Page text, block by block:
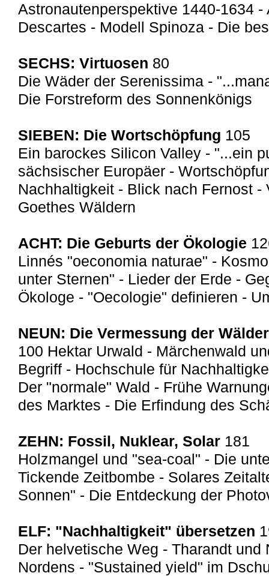
Astronautenperspektive 1440-1634
Descartes - Modell Spinoza - Die
SECHS: Virtuosen 80
Die Wäder der Serenissima -
Die Forstreform des Sonnenkönigs
SIEBEN: Die Wortschöpfung 105
Ein barockes Silicon Valley - "...ein
sächsischer Europäer -
Nachhaltigkeit - Blick nach Fernost -
Goethes Wäldern
ACHT: Die Geburts der Ökologie
Linnés "oeconomia naturae" -
unter Sternen" - Lieder der Erde -
Ökologe - "Oecologie" definieren -
NEUN: Die Vermessung der
100 Hektar Urwald - Märchenwald
Begriff - Hochschule für
Der "normale" Wald - Frühe
des Marktes - Die Erfindung des
ZEHN: Fossil, Nuklear, Solar 181
Holzmangel und "sea-coal" - Die
Tickende Zeitbombe - Solares
Sonnen" - Die Entdeckung der
ELF: "Nachhaltigkeit" übersetzen
Der helvetische Weg - Tharandt
Nordens - "Sustained yield" im